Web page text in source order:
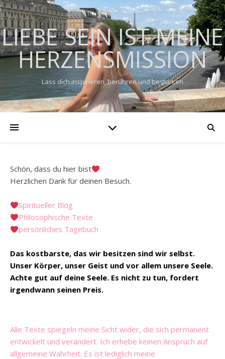
LIEBE SEIN IST MEINE
HERZENSMISSION
Lass dich inspirieren, berühren und bestärken
Schön, dass du hier bist
Herzlichen Dank für deinen Besuch.
Spiritueller Blog
Philosophische Texte
persönliches Tagebuch
Das kostbarste, das wir besitzen sind wir selbst.
Unser Körper, unser Geist und vor allem unsere Seele.
Achte gut auf deine Seele. Es nicht zu tun, fordert
irgendwann seinen Preis.
Alle Texte spiegeln meine Sicht wider, die sich permanent
entwickelt und verändert. Ich erhebe keinen Anspruch auf
allgemeine Wahrheit. Es ist lediglich meine